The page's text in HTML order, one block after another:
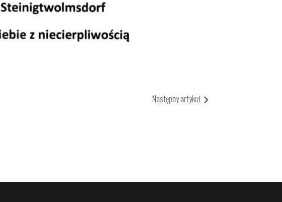
Oferta Inwestycyjna
Studium
Przetargi
Następny artykuł